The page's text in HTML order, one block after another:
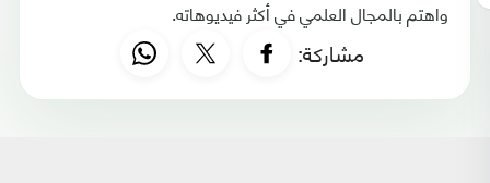
واهتم بالمجال العلمي في أكثر فيديوهاته.
مشاركة: